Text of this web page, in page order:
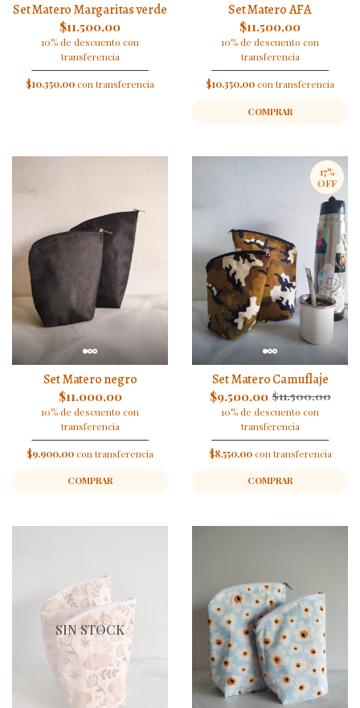
Set Matero Margaritas verde
$11.500,00
10% de descuento con
transferencia
$10.350,00con transferencia
Set Matero AFA
$11.500,00
10% de descuento con
transferencia
$10.350,00con transferencia
COMPRAR
Set Matero negro
$11.000,00
10% de descuento con
transferencia
$9.900,00con transferencia
COMPRAR
17%
OFF
Set Matero Camuflaje
$9.500,00 $11.500,00
10% de descuento con
transferencia
$8.550,00con transferencia
COMPRAR
SIN STOCK